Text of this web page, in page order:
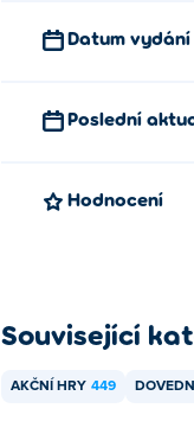
Datum vydání
Poslední
Hodnocení
Související
AKČNÍ HRY 449